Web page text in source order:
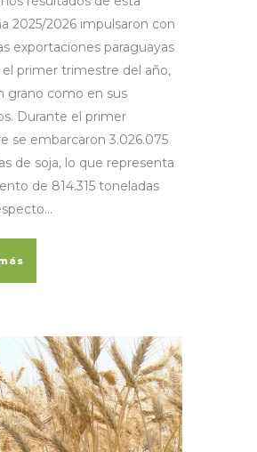
2025/2026 impulsaron con
exportaciones paraguayas
primer trimestre del año,
grano como en sus
Durante el primer
se embarcaron 3.026.075
de soja, lo que representa
de 814.315 toneladas